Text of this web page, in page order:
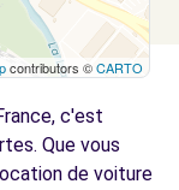
contributors ©CARTO
c'est
Que vous
de voiture